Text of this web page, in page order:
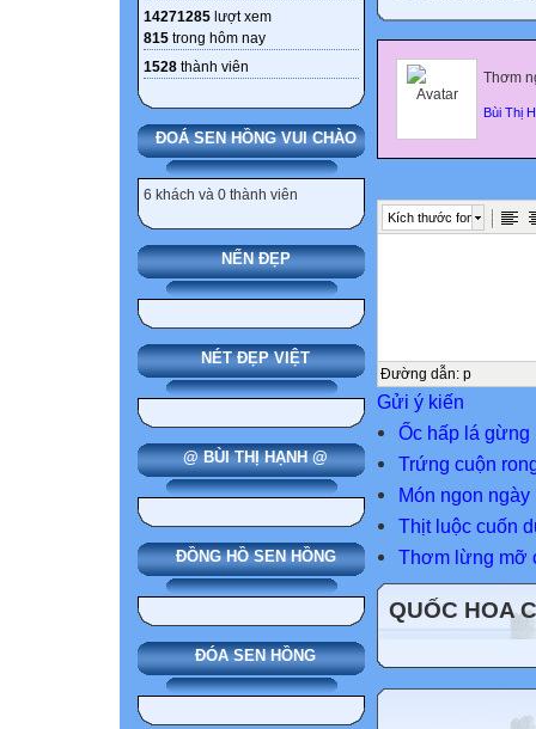
14271285 lượt xem
815 trong hôm nay
1528 thành viên
ĐOÁ SEN HỒNG VUI CHÀO
6 khách và 0 thành viên
NẾN ĐẸP
NÉT ĐẸP VIỆT
@ BÙI THỊ HẠNH @
ĐỒNG HỒ SEN HỒNG
ĐÓA SEN HỒNG
Thơm
Bùi Thị
Kích thước font
Đường dẫn: p
Gửi ý kiến
Ốc hấp lá gừng
Trứng cuộn
Món ngon
Thịt luộc cuốn
Thơm lừng mỡ
QUỐC HOA